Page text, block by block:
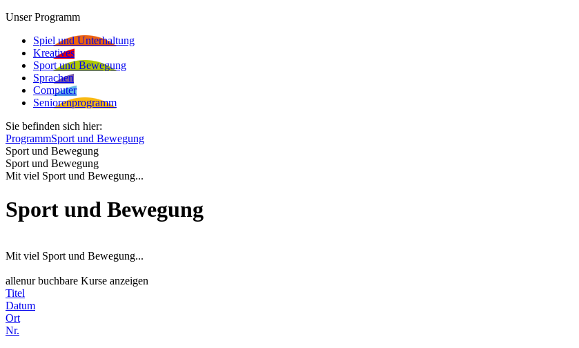
Unser Programm
Spiel und Unterhaltung
Kreatives
Sport und Bewegung
Sprachen
Computer
Seniorenprogramm
Sie befinden sich hier:
ProgrammSport und Bewegung
Sport und Bewegung
Sport und Bewegung
Mit viel Sport und Bewegung...
Sport und Bewegung
Mit viel Sport und Bewegung...
allenur buchbare Kurse anzeigen
Titel
Datum
Ort
Nr.